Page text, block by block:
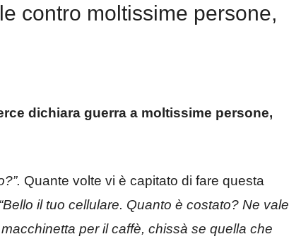
contro moltissime persone,
dichiara guerra a moltissime persone,
Quante volte vi è capitato di fare questa
“Bello il tuo cellulare. Quanto è costato? Ne vale
per il caffè, chissà se quella che